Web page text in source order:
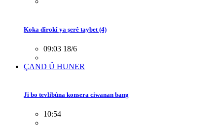
Koka dîrokî ya şerê taybet (4)
09:03 18/6
ÇAND Û HUNER
Ji bo tevlibûna konsera ciwanan bang
10:54